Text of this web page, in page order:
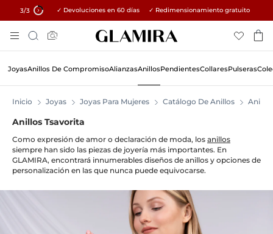
3/3 15% en todos los pedidos →
Regalos gratis en pedidos superiores a $500 y $1.500 · Explorar →
✓ Devoluciones en 60 días ✓ Redimensionamiento gratuito
To
Content
Búsqueda
JoyasAnillos De CompromisoAlianzasAnillosPendientesCollaresPulseras
Inicio Joyas Joyas Para Mujeres Catálogo De Anillos Anillos
Anillos Tsavorita
Como expresión de amor o declaración de moda, los anillos
siempre han sido las piezas de joyería más importantes. En
GLAMIRA, encontrará innumerables diseños de anillos y opciones de
personalización en las que nunca puede equivocarse.